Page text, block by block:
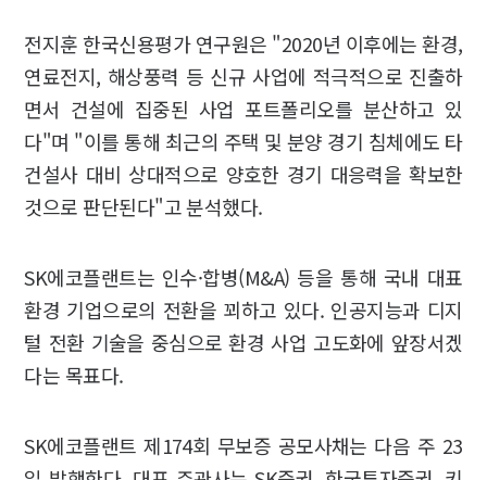
전지훈 한국신용평가 연구원은 "2020년 이후에는 환경,
연료전지, 해상풍력 등 신규 사업에 적극적으로 진출하
면서 건설에 집중된 사업 포트폴리오를 분산하고 있
다"며 "이를 통해 최근의 주택 및 분양 경기 침체에도 타
건설사 대비 상대적으로 양호한 경기 대응력을 확보한
것으로 판단된다"고 분석했다.
SK에코플랜트는 인수·합병(M&A) 등을 통해 국내 대표
환경 기업으로의 전환을 꾀하고 있다. 인공지능과 디지
털 전환 기술을 중심으로 환경 사업 고도화에 앞장서겠
다는 목표다.
SK에코플랜트 제174회 무보증 공모사채는 다음 주 23